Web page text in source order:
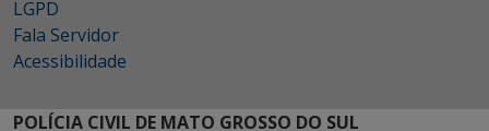
LGPD
Fala Servidor
Acessibilidade
POLÍCIA CIVIL DE MATO GROSSO DO SUL